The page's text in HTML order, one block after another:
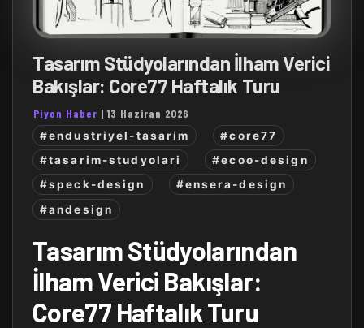
Tasarım Stüdyolarından İlham Verici
Bakışlar: Core77 Haftalık Turu
Piyon Haber |13 Haziran 2026
#endustriyel-tasarim
#core77
#tasarim-studyolari
#ecoo-design
#speck-design
#ensera-design
#andesign
Tasarım Stüdyolarından
İlham Verici Bakışlar:
Core77 Haftalık Turu